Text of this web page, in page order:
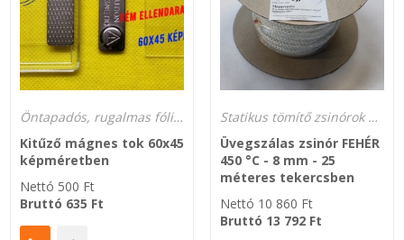
Öntapadós, rugalmas fólia és fém mágnesek
Kitűző mágnes tok 60x45
képméretben
Nettó 500 Ft
Bruttó 635 Ft
Statikus tömítő zsinórok 450 °C és 650 °C hőmérsékletre
Üvegszálas zsinór FEHÉR
450 °C - 8 mm - 25
méteres tekercsben
Nettó 10 860 Ft
Bruttó 13 792Ft